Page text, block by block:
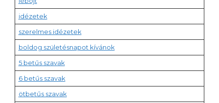
idézetek
szerelmes idézetek
boldog születésnapot kívánok
5 betűs szavak
6 betűs szavak
ötbetűs szavak